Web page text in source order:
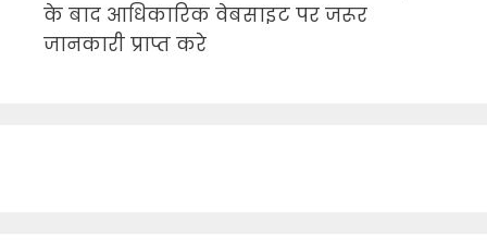
के बाद आधिकारिक वेबसाइट पर जरूर
जानकारी प्राप्त करे